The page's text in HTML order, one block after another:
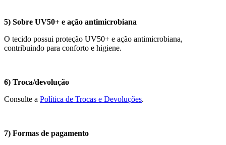
5) Sobre UV50+ e ação antimicrobiana
O tecido possui proteção UV50+ e ação antimicrobiana,
contribuindo para conforto e higiene.
6) Troca/devolução
Consulte a Política de Trocas e Devoluções.
7) Formas de pagamento